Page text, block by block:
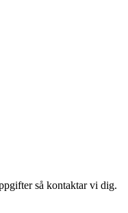
så kontaktar vi dig.